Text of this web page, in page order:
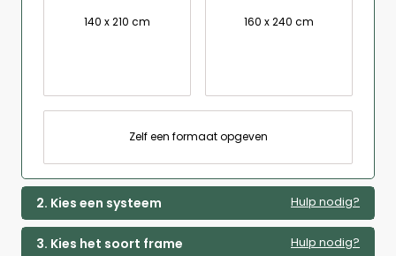
140 x 210 cm 160 x 240 cm
Zelf een formaat opgeven
2. Kies een systeem Hulp nodig?
3. Kies het soort frame Hulp nodig?